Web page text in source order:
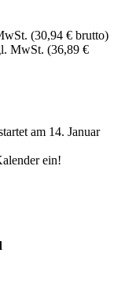
(30,94 € brutto)
MwSt. (36,89 €
am 14. Januar
ein!